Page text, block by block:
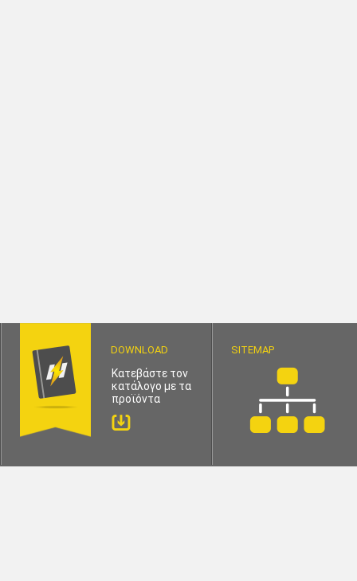
DOWNLOAD
Κατεβάστε τον
κατάλογο με τα
προϊόντα
SITEMAP